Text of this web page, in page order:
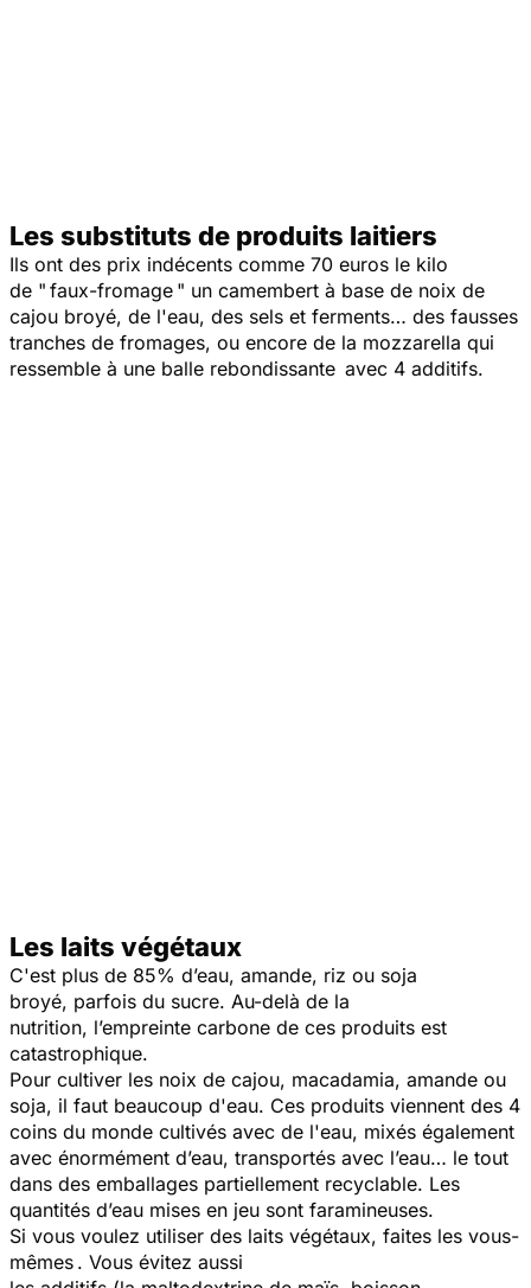
Les substituts de produits laitiers
Ils ont des prix indécents comme 70 euros le kilo
de " faux-fromage " un camembert à base de noix de
cajou broyé, de l'eau, des sels et ferments… des fausses
tranches de fromages, ou encore de la mozzarella qui
ressemble à une balle rebondissante avec 4 additifs.
Les laits végétaux
C'est plus de 85% d’eau, amande, riz ou soja
broyé, parfois du sucre. Au-delà de la
nutrition, l’empreinte carbone de ces produits est
catastrophique.
Pour cultiver les noix de cajou, macadamia, amande ou
soja, il faut beaucoup d'eau. Ces produits viennent des 4
coins du monde cultivés avec de l'eau, mixés également
avec énormément d’eau, transportés avec l’eau… le tout
dans des emballages partiellement recyclable. Les
quantités d’eau mises en jeu sont faramineuses.
Si vous voulez utiliser des laits végétaux, faites les vous-
mêmes . Vous évitez aussi